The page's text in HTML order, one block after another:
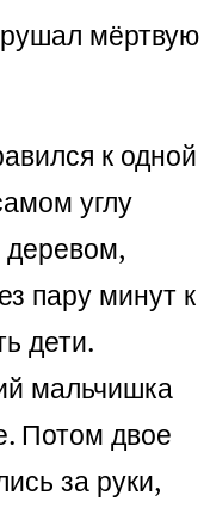
мёртвую
к одной
углу
деревом,
пару минут к
дети.
мальчишка
Потом двое
за руки,